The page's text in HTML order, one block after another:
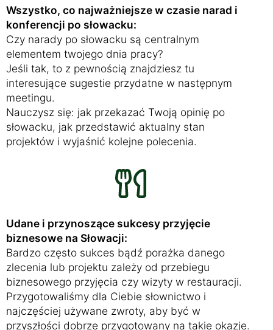
Wszystko, co najważniejsze w czasie narad i
konferencji po słowacku:
Czy narady po słowacku są centralnym
elementem twojego dnia pracy?
Jeśli tak, to z pewnością znajdziesz tu
interesujące sugestie przydatne w następnym
meetingu.
Nauczysz się: jak przekazać Twoją opinię po
słowacku, jak przedstawić aktualny stan
projektów i wyjaśnić kolejne polecenia.
Udane i przynoszące sukcesy przyjęcie
biznesowe na Słowacji:
Bardzo często sukces bądź porażka danego
zlecenia lub projektu zależy od przebiegu
biznesowego przyjęcia czy wizyty w restauracji.
Przygotowaliśmy dla Ciebie słownictwo i
najczęściej używane zwroty, aby być w
przyszłości dobrze przygotowany na takie okazje.